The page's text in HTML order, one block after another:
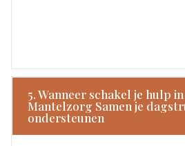
5. Wanneer schakel je hulp
Mantelzorg Samen je
ondersteunen